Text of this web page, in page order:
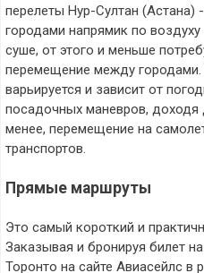
перелеты Нур-Султан (Астана)
городами напрямик по
суше, от этого и меньше
перемещение между
варьируется и зависит от
посадочных маневров, доходя
менее, перемещение на
транспортов.
Прямые маршруты
Это самый короткий и
Заказывая и бронируя билет
Торонто на сайте Авиасейлс в